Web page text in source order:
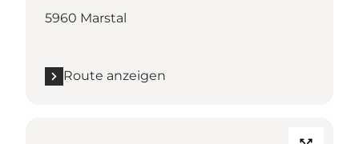
5960 Marstal
Route anzeigen